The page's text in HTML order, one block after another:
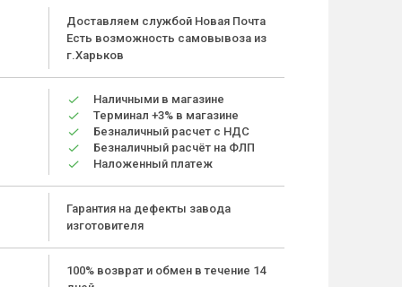
Доставляем службой Новая Почта
Есть возможность самовывоза из
г.Харьков
Наличными в магазине
Терминал +3% в магазине
Безналичный расчет с НДС
Безналичный расчёт на ФЛП
Наложенный платеж
Гарантия на дефекты завода
изготовителя
100% возврат и обмен в течение 14